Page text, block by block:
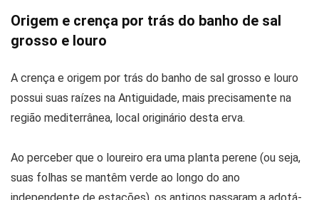
Origem e crença por trás do banho de sal
grosso e louro
A crença e origem por trás do banho de sal grosso e louro
possui suas raízes na Antiguidade, mais precisamente na
região mediterrânea, local originário desta erva.
Ao perceber que o loureiro era uma planta perene (ou seja,
suas folhas se mantêm verde ao longo do ano
independente de estações), os antigos passaram a adotá-